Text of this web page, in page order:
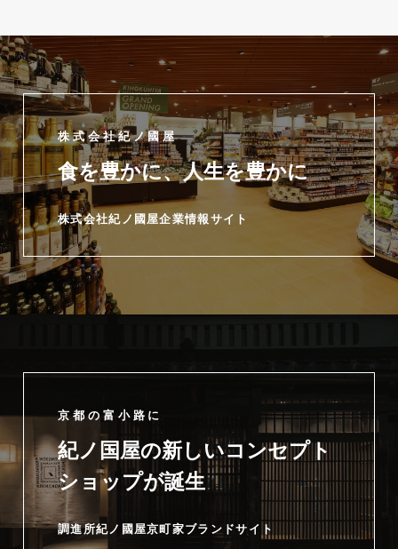
株式会社紀ノ國屋
食を豊かに、人生を豊かに
株式会社紀ノ國屋企業情報サイト
京都の富小路に
紀ノ国屋の新しいコンセプト
ショップが誕生
調進所紀ノ國屋京町家ブランドサイト